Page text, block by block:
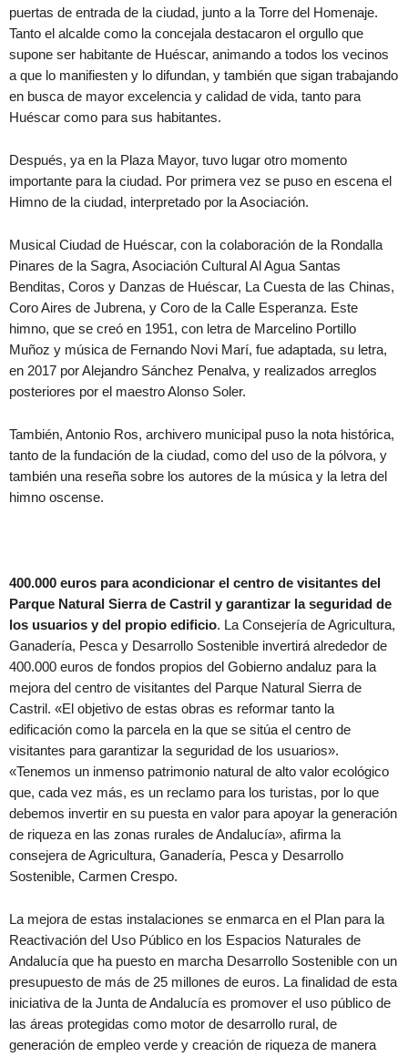
puertas de entrada de la ciudad, junto a la Torre del Homenaje.
Tanto el alcalde como la concejala destacaron el orgullo que
supone ser habitante de Huéscar, animando a todos los vecinos
a que lo manifiesten y lo difundan, y también que sigan trabajando
en busca de mayor excelencia y calidad de vida, tanto para
Huéscar como para sus habitantes.
Después, ya en la Plaza Mayor, tuvo lugar otro momento
importante para la ciudad. Por primera vez se puso en escena el
Himno de la ciudad, interpretado por la Asociación.
Musical Ciudad de Huéscar, con la colaboración de la Rondalla
Pinares de la Sagra, Asociación Cultural Al Agua Santas
Benditas, Coros y Danzas de Huéscar, La Cuesta de las Chinas,
Coro Aires de Jubrena, y Coro de la Calle Esperanza. Este
himno, que se creó en 1951, con letra de Marcelino Portillo
Muñoz y música de Fernando Novi Marí, fue adaptada, su letra,
en 2017 por Alejandro Sánchez Penalva, y realizados arreglos
posteriores por el maestro Alonso Soler.
También, Antonio Ros, archivero municipal puso la nota histórica,
tanto de la fundación de la ciudad, como del uso de la pólvora, y
también una reseña sobre los autores de la música y la letra del
himno oscense.
400.000 euros para acondicionar el centro de visitantes del
Parque Natural Sierra de Castril y garantizar la seguridad de
los usuarios y del propio edificio. La Consejería de Agricultura,
Ganadería, Pesca y Desarrollo Sostenible invertirá alrededor de
400.000 euros de fondos propios del Gobierno andaluz para la
mejora del centro de visitantes del Parque Natural Sierra de
Castril. «El objetivo de estas obras es reformar tanto la
edificación como la parcela en la que se sitúa el centro de
visitantes para garantizar la seguridad de los usuarios».
«Tenemos un inmenso patrimonio natural de alto valor ecológico
que, cada vez más, es un reclamo para los turistas, por lo que
debemos invertir en su puesta en valor para apoyar la generación
de riqueza en las zonas rurales de Andalucía», afirma la
consejera de Agricultura, Ganadería, Pesca y Desarrollo
Sostenible, Carmen Crespo.
La mejora de estas instalaciones se enmarca en el Plan para la
Reactivación del Uso Público en los Espacios Naturales de
Andalucía que ha puesto en marcha Desarrollo Sostenible con un
presupuesto de más de 25 millones de euros. La finalidad de esta
iniciativa de la Junta de Andalucía es promover el uso público de
las áreas protegidas como motor de desarrollo rural, de
generación de empleo verde y creación de riqueza de manera